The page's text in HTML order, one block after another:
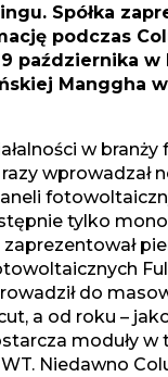
Spółka
podczas
października w
Manggha w
w
wprowadzał
tylko
do
a od roku – jako
moduły w
Niedawno